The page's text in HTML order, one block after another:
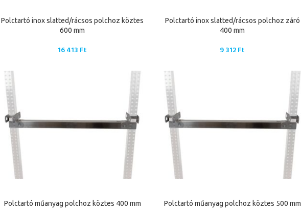
Polctartó inox slatted/rácsos polchoz köztes
600 mm
16 413 Ft
Polctartó inox slatted/rácsos polchoz záró
400 mm
9 312Ft
Polctartó műanyag polchoz köztes 400 mm Polctartó műanyag polchoz köztes 500 mm